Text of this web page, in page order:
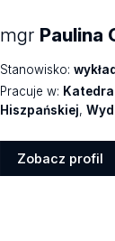
mgr Paulina
Stanowisko:
Pracuje w:
Hiszpańskiej,
Zobacz profil